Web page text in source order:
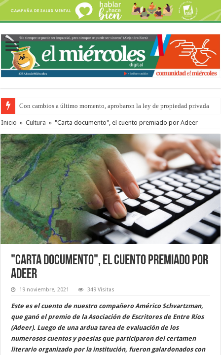
Con cambios a último momento, aprobaron la ley de propiedad privada
Adopción en Entre Ríos: el 35% de los 90 niños, niñas y adolescentes que
Inicio » Cultura » "Carta documento", el cuento premiado por Adeer
"Carta documento", el cuento premiado por
Adeer
19 noviembre, 2021 349 Visitas
Este es el cuento de nuestro compañero Américo Schvartzman,
que ganó el premio de la Asociación de Escritores de Entre Ríos
(Adeer). Luego de una ardua tarea de evaluación de los
numerosos cuentos y poesías que participaron del certamen
literario organizado por la institución, fueron galardonados con